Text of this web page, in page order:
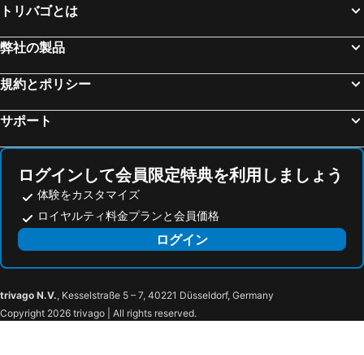
トリバゴとは
弊社の製品
規約とポリシー
サポート
ログインして会員限定特典を利用しましょう
体験をカスタマイズ
ロイヤルティ料金プランと会員価格
ログイン
trivago N.V., Kesselstraße 5 – 7, 40221 Düsseldorf, Germany
Copyright 2026 trivago | All rights reserved.